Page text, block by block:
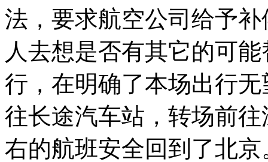
法，要求航空公司给予
人去想是否有其它的可
行，在明确了本场出行
往长途汽车站，转场前
右的航班安全回到了北